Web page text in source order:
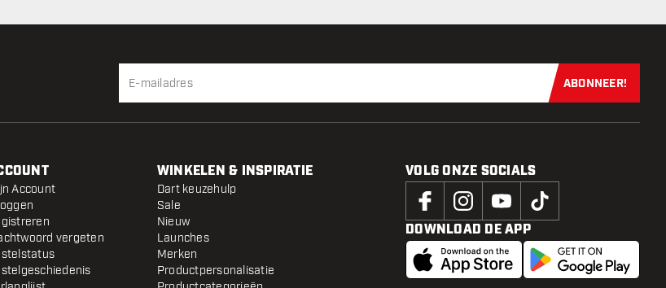
Schrijf je
ABONNEER!
Account
vergeten
WINKELEN & INSPIRATIE
Dart keuzehulp
Sale
Nieuw
Launches
Merken
Productpersonalisatie
VOLG ONZE SOCIALS
DOWNLOAD DE APP